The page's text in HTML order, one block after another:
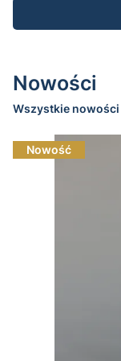
Nowości
Wszystkie nowości
Nowość